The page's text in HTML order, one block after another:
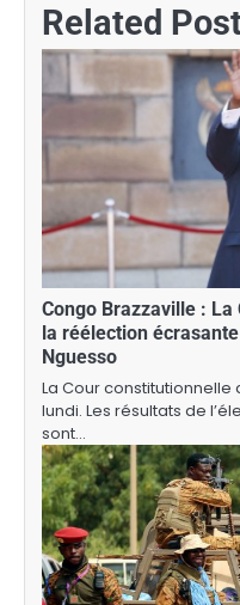
Related
Congo Brazzaville :
la réélection
Nguesso
La Cour
lundi. Les résultats de
sont…